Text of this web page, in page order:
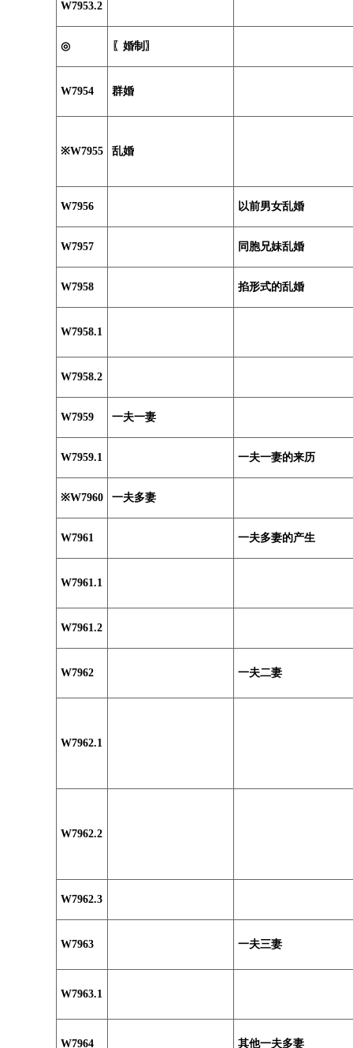
W7953.2
◎ 〖婚制〗
W7954 群婚
※W7955 乱婚
W7956 以前男女乱婚
W7957 同胞兄妹乱婚
W7958 掐形式的乱婚
W7958.1
W7958.2
W7959 一夫一妻
W7959.1 一夫一妻的来历
※W7960 一夫多妻
W7961 一夫多妻的产生
W7961.1
W7961.2
W7962 一夫二妻
W7962.1
W7962.2
W7962.3
W7963 一夫三妻
W7963.1
W7964 其他一夫多妻